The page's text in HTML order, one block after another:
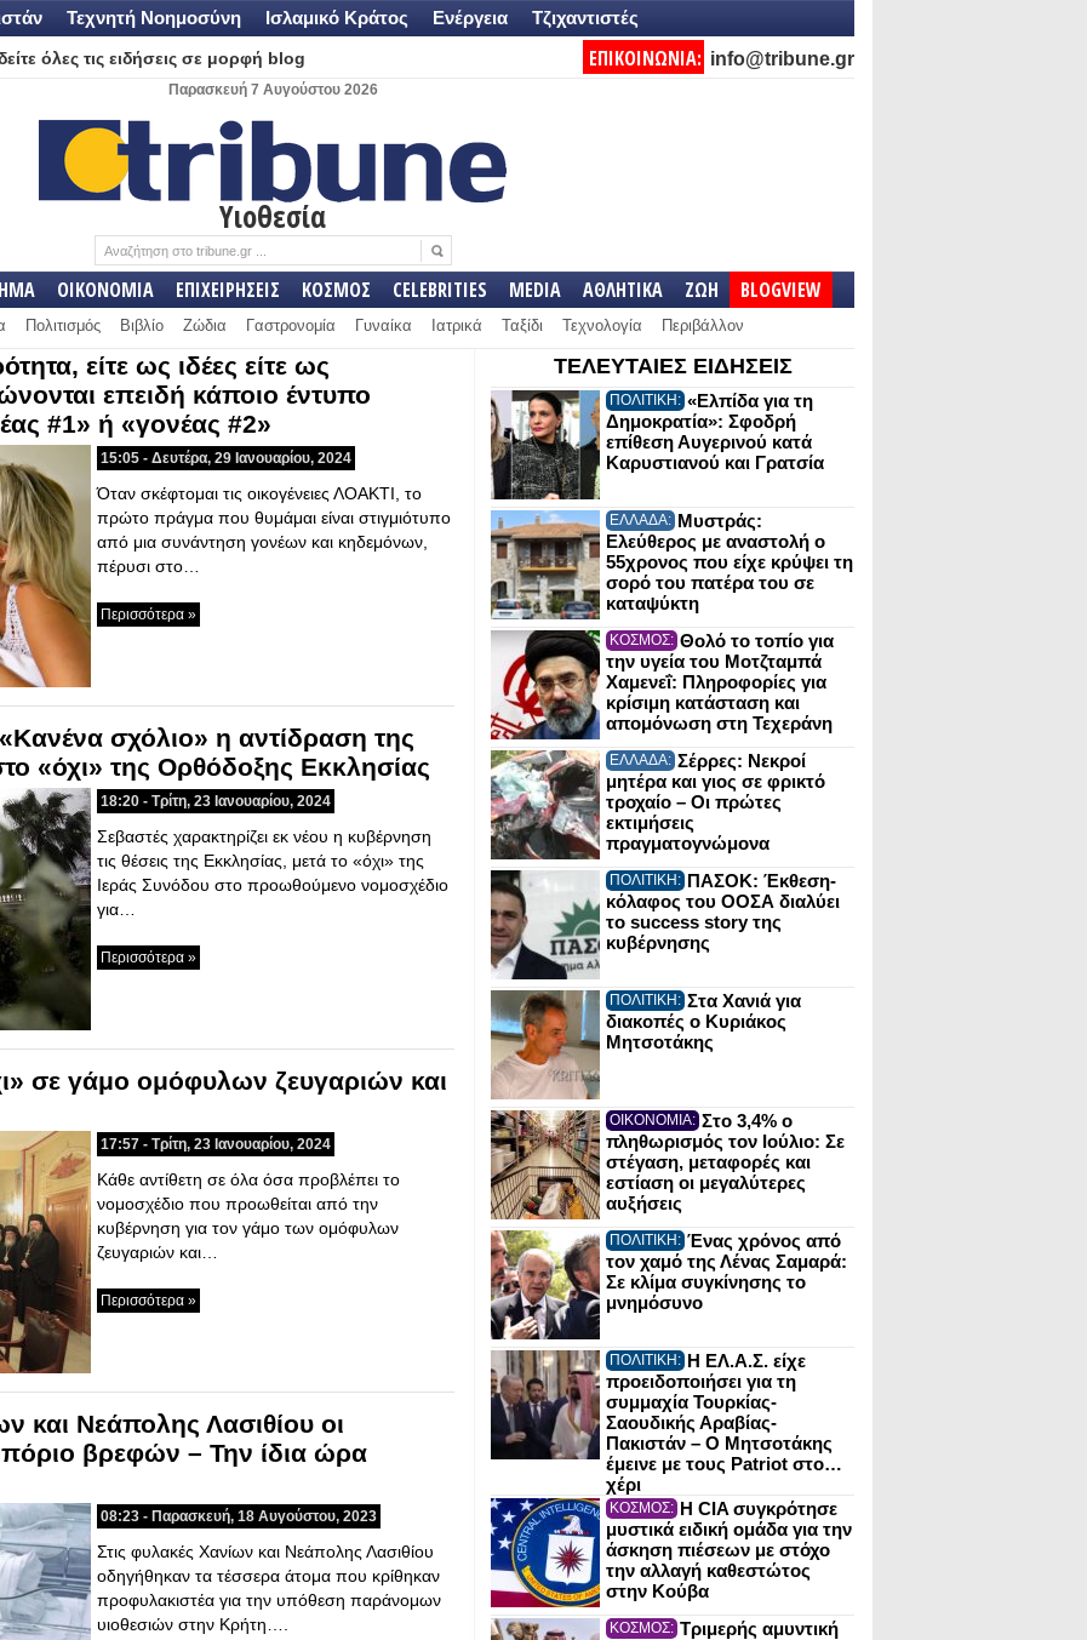
Τεχνητή Νοημοσύνη Ισλαμικό Κράτος Ενέργεια Τζιχαντιστές
όλες τις ειδήσεις σε μορφή blog ΕΠΙΚΟΙΝΩΝΙΑ: info@tribune.gr
Παρασκευή 7 Αυγούστου 2026
Υιοθεσία
ΟΙΚΟΝΟΜΙΑ ΕΠΙΧΕΙΡΗΣΕΙΣ ΚΟΣΜΟΣ CELEBRITIES MEDIA ΑΘΛΗΤΙΚΑ ΖΩΗ BLOGVIEW
Πολιτισμός Βιβλίο Ζώδια Γαστρονομία Γυναίκα Ιατρικά Ταξίδι Τεχνολογία Περιβάλλον
είτε ως ιδέες είτε ως
επειδή κάποιο έντυπο
#1» ή «γονέας #2»
15:05 - Δευτέρα, 29 Ιανουαρίου, 2024
Όταν σκέφτομαι τις οικογένειες ΛΟΑΚΤΙ, το
πρώτο πράγμα που θυμάμαι είναι στιγμιότυπο
από μια συνάντηση γονέων και κηδεμόνων,
πέρυσι στο…
Περισσότερα »
σχόλιο» η αντίδραση της
«όχι» της Ορθόδοξης Εκκλησίας
18:20 - Τρίτη, 23 Ιανουαρίου, 2024
Σεβαστές χαρακτηρίζει εκ νέου η κυβέρνηση
τις θέσεις της Εκκλησίας, μετά το «όχι» της
Ιεράς Συνόδου στο προωθούμενο νομοσχέδιο
για…
Περισσότερα »
σε γάμο ομόφυλων ζευγαριών και
17:57 - Τρίτη, 23 Ιανουαρίου, 2024
Κάθε αντίθετη σε όλα όσα προβλέπει το
νομοσχέδιο που προωθείται από την
κυβέρνηση για τον γάμο των ομόφυλων
ζευγαριών και…
Περισσότερα »
και Νεάπολης Λασιθίου οι
βρεφών – Την ίδια ώρα
08:23 - Παρασκευή, 18 Αυγούστου, 2023
Στις φυλακές Χανίων και Νεάπολης Λασιθίου
οδηγήθηκαν τα τέσσερα άτομα που κρίθηκαν
προφυλακιστέα για την υπόθεση παράνομων
υιοθεσιών στην Κρήτη….
ΤΕΛΕΥΤΑΙΕΣ ΕΙΔΗΣΕΙΣ
ΠΟΛΙΤΙΚΗ: «Ελπίδα για τη
Δημοκρατία»: Σφοδρή
επίθεση Αυγερινού κατά
Καρυστιανού και Γρατσία
ΕΛΛΑΔΑ: Μυστράς:
Ελεύθερος με αναστολή ο
55χρονος που είχε κρύψει τη
σορό του πατέρα του σε
καταψύκτη
ΚΟΣΜΟΣ: Θολό το τοπίο για
την υγεία του Μοτζταμπά
Χαμενεΐ: Πληροφορίες για
κρίσιμη κατάσταση και
απομόνωση στη Τεχεράνη
ΕΛΛΑΔΑ: Σέρρες: Νεκροί
μητέρα και γιος σε φρικτό
τροχαίο – Οι πρώτες
εκτιμήσεις
πραγματογνώμονα
ΠΟΛΙΤΙΚΗ: ΠΑΣΟΚ: Έκθεση-
κόλαφος του ΟΟΣΑ διαλύει
το success story της
κυβέρνησης
ΠΟΛΙΤΙΚΗ: Στα Χανιά για
διακοπές ο Κυριάκος
Μητσοτάκης
ΟΙΚΟΝΟΜΙΑ: Στο 3,4% ο
πληθωρισμός τον Ιούλιο: Σε
στέγαση, μεταφορές και
εστίαση οι μεγαλύτερες
αυξήσεις
ΠΟΛΙΤΙΚΗ: Ένας χρόνος από
τον χαμό της Λένας Σαμαρά:
Σε κλίμα συγκίνησης το
μνημόσυνο
ΠΟΛΙΤΙΚΗ: Η ΕΛ.Α.Σ. είχε
προειδοποιήσει για τη
συμμαχία Τουρκίας-
Σαουδικής Αραβίας-
Πακιστάν – Ο Μητσοτάκης
έμεινε με τους Patriot στο…
χέρι
ΚΟΣΜΟΣ: Η CIA συγκρότησε
μυστικά ειδική ομάδα για την
άσκηση πιέσεων με στόχο
την αλλαγή καθεστώτος
στην Κούβα
ΚΟΣΜΟΣ: Τριμερής αμυντική